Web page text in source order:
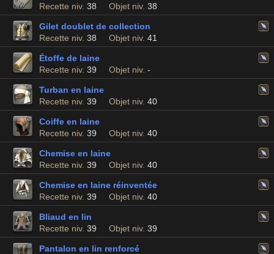
Recette niv. 38 Objet niv. 38
Gilet doublet de collection
Recette niv. 38 Objet niv. 41
Étoffe de laine
Recette niv. 39 Objet niv. -
Turban en laine
Recette niv. 39 Objet niv. 40
Coiffe en laine
Recette niv. 39 Objet niv. 40
Chemise en laine
Recette niv. 39 Objet niv. 40
Chemise en laine réinventée
Recette niv. 39 Objet niv. 40
Bliaud en lin
Recette niv. 39 Objet niv. 39
Pantalon en lin renforcé